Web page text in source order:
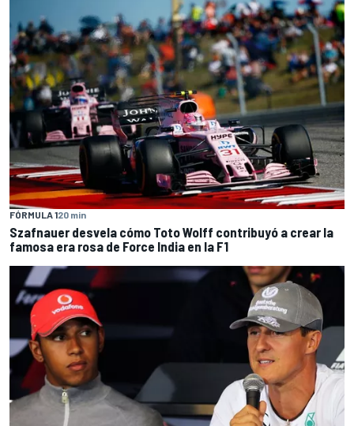
FÓRMULA 120 min
Szafnauer desvela cómo Toto Wolff contribuyó a crear la
famosa era rosa de Force India en la F1